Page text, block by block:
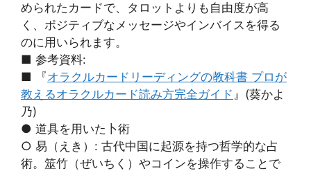
められたカードで、タロットよりも自由度が高
く、ポジティブなメッセージやインバイスを得る
のに用いられます。
■ 参考資料:
■ 『オラクルカードリーディングの教科書 プロが
教えるオラクルカード読み方完全ガイド 』(葵かよ
乃)
● 道具を用いた卜術
○ 易（えき）: 古代中国に起源を持つ哲学的な占
術。筮竹（ぜいちく）やコインを操作することで